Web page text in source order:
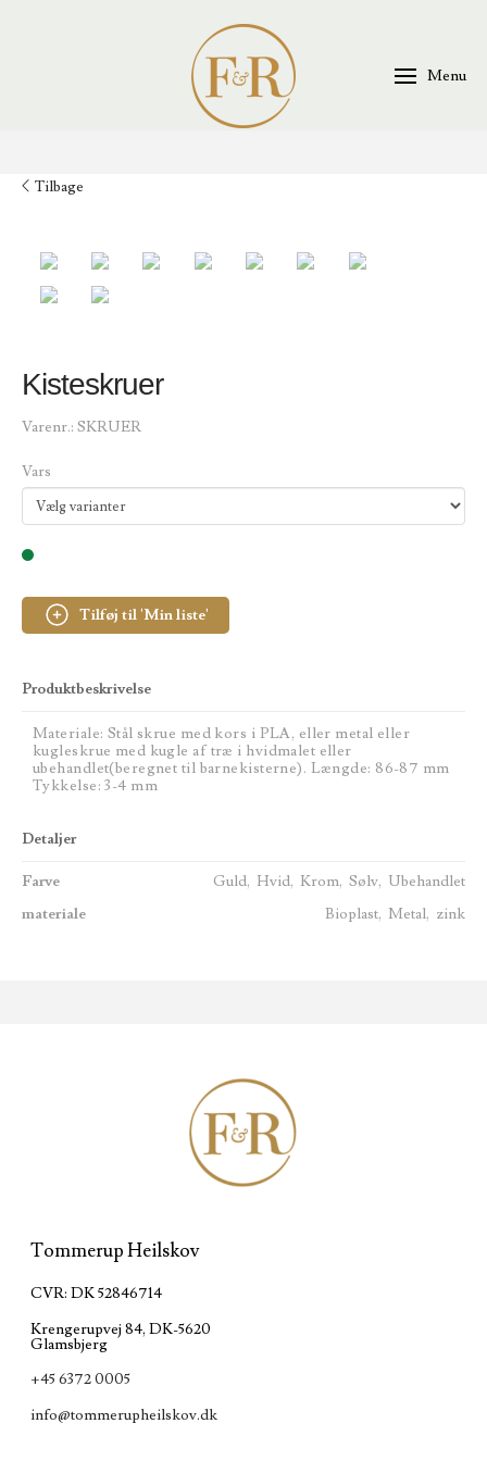
Menu
Tilbage
Kisteskruer
Varenr.: SKRUER
Vars
Tilføj til 'Min liste'
Produktbeskrivelse
Materiale: Stål skrue med kors i PLA, eller metal eller
kugleskrue med kugle af træ i hvidmalet eller
ubehandlet(beregnet til barnekisterne). Længde: 86-87 mm
Tykkelse: 3-4 mm
Detaljer
Farve
Guld, Hvid, Krom, Sølv, Ubehandlet
materiale
Bioplast, Metal, zink
Tommerup Heilskov
CVR: DK 52846714
Krengerupvej 84, DK-5620
Glamsbjerg
+45 6372 0005
info@tommerupheilskov.dk